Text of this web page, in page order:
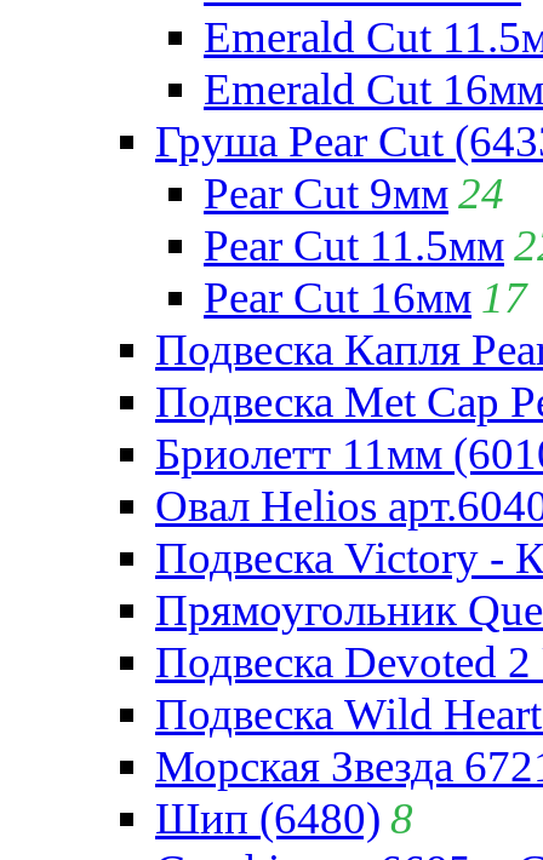
Emerald Cut
Emerald Cut 16мм
Груша Pear Cut
Pear Cut 9мм24
Pear Cut 11.5мм
Pear Cut 16мм 17
Подвеска Капля
Подвеска Met Cap
Бриолетт 11мм
Овал Helios
Подвеска Victory -
Прямоугольник
Подвеска Devoted
Подвеска Wild
Морская Звезда
Шип (6480) 8